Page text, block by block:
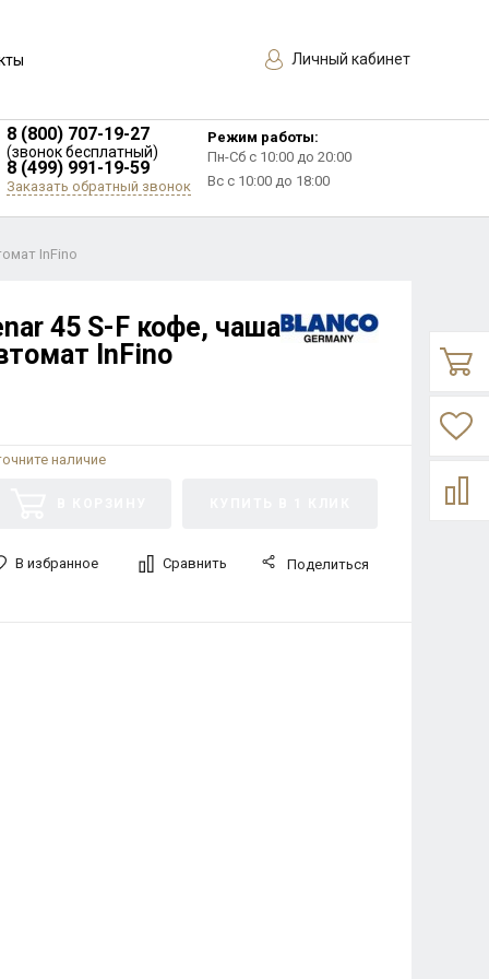
Личный кабинет
8 (800) 707-19-27
(звонок бесплатный)
8 (499) 991-19-59
Заказать обратный звонок
Режим работы:
Пн-Сб с 10:00 до 20:00
Вс с 10:00 до 18:00
InFino
45 S-F кофе, чаша
InFino
наличие
В избранное Сравнить Поделиться